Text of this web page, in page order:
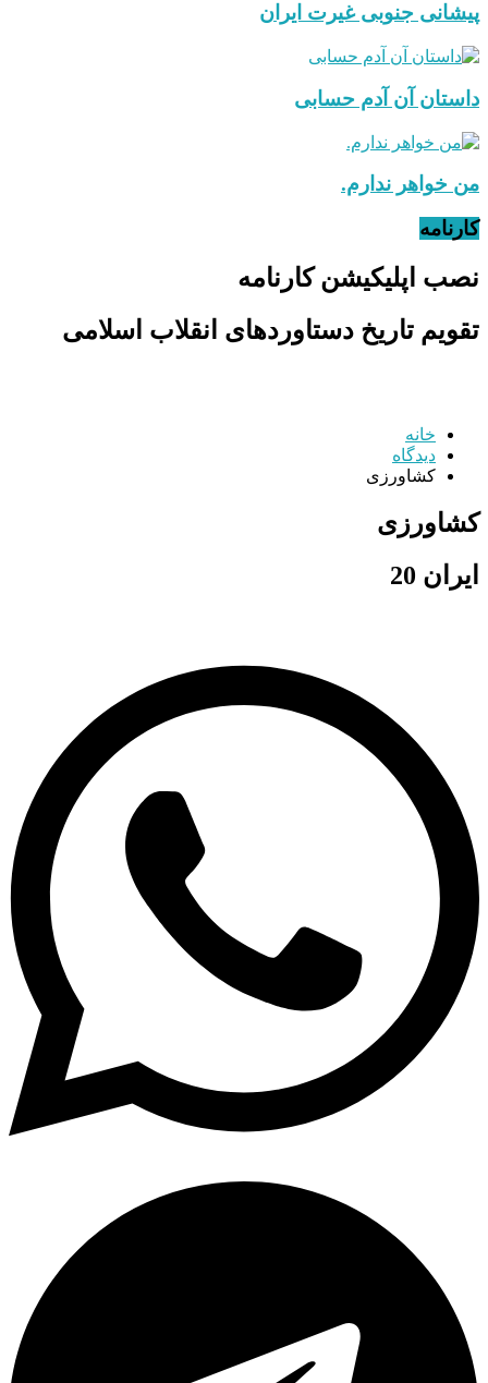
پیشانی جنوبی غیرت ایران
داستان آن آدم حسابی
من خواهر ندارم.
کارنامه
نصب اپلیکیشن کارنامه
تقویم تاریخ دستاوردهای انقلاب اسلامی
خانه
دیدگاه
کشاورزی
کشاورزی
ایران 20